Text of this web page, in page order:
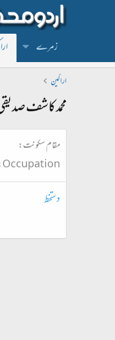
زمرے
اراکین
محمد کاشف
مقام سکونت
Occupation
دستخط